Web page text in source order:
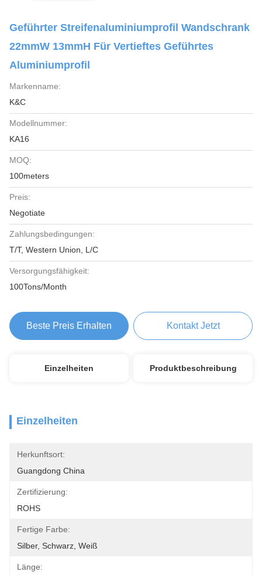
Geführter Streifenaluminiumprofil Wandschrank
22mmW 13mmH Für Vertieftes Geführtes
Aluminiumprofil
Markenname:
K&C
Modellnummer:
KA16
MOQ:
100meters
Preis:
Negotiate
Zahlungsbedingungen:
T/T, Western Union, L/C
Versorgungsfähigkeit:
100Tons/Month
Beste Preis Erhalten Kontakt Jetzt
Einzelheiten Produktbeschreibung
Einzelheiten
Herkunftsort:
Guangdong China
Zertifizierung:
ROHS
Fertige Farbe:
Silber, Schwarz, Weiß
Länge: